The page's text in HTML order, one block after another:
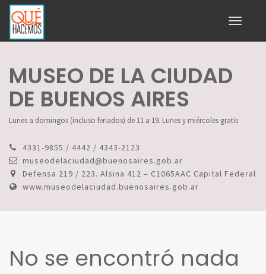
Toggle
MUSEO DE LA CIUDAD
DE BUENOS AIRES
Lunes a domingos (incluso feriados) de 11 a 19. Lunes y miércoles gratis
4331-9855 / 4442 / 4343-2123
museodelaciudad@buenosaires.gob.ar
Defensa 219 / 223. Alsina 412 – C1065AAC Capital Federal
www.museodelaciudad.buenosaires.gob.ar
No se encontró nada